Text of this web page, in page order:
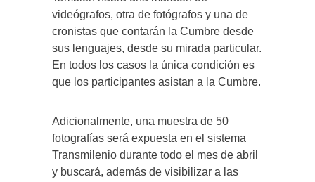
videógrafos, otra de fotógrafos y una de
cronistas que contarán la Cumbre desde
sus lenguajes, desde su mirada particular.
En todos los casos la única condición es
que los participantes asistan a la Cumbre.
Adicionalmente, una muestra de 50
fotografías será expuesta en el sistema
Transmilenio durante todo el mes de abril
y buscará, además de visibilizar a las